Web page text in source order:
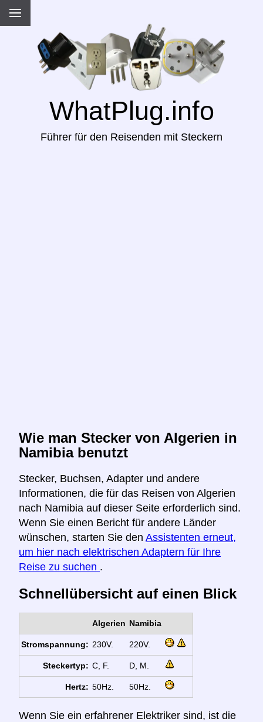
WhatPlug.info
Führer für den Reisenden mit Steckern
Wie man Stecker von Algerien in
Namibia benutzt
Stecker, Buchsen, Adapter und andere
Informationen, die für das Reisen von Algerien
nach Namibia auf dieser Seite erforderlich sind.
Wenn Sie einen Bericht für andere Länder
wünschen, starten Sie den Assistenten erneut,
um hier nach elektrischen Adaptern für Ihre
Reise zu suchen .
Schnellübersicht auf einen Blick
Algerien Namibia
Stromspannung: 230V. 220V.
Steckertyp: C, F. D, M.
Hertz: 50Hz. 50Hz.
Wenn Sie ein erfahrener Elektriker sind, ist die